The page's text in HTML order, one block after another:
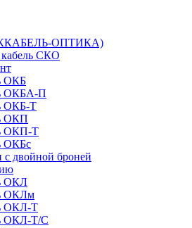
ОПТИКА)
СКО
ОКБ
ОКБА-П
ОКБ-Т
ОКП
ОКП-Т
ОКБc
с двойной броней
ОКЛ
ОКЛм
ОКЛ-Т
ОКЛ-Т/С